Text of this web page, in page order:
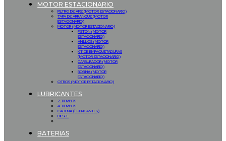
MOTOR ESTACIONARIO
FILTRO DE AIRE (MOTOR ESTACIONARIO)
TAPA DE ARRANQUE (MOTOR
ESTACIONARIO)
MOTOR (MOTOR ESTACIONARIO)
PISTON (MOTOR
ESTACIONARIO)
ANILLOS (MOTOR
ESTACIONARIO)
KIT DE EMPAQUETADURAS
(MOTOR ESTACIONARIO)
CARBURADOR (MOTOR
ESTACIONARIO)
BOBINA (MOTOR
ESTACIONARIO)
OTROS (MOTOR ESTACIONARIO)
LUBRICANTES
2 TIEMPOS
4 TIEMPOS
CADENA (LUBRICANTES)
DIESEL
BATERIAS